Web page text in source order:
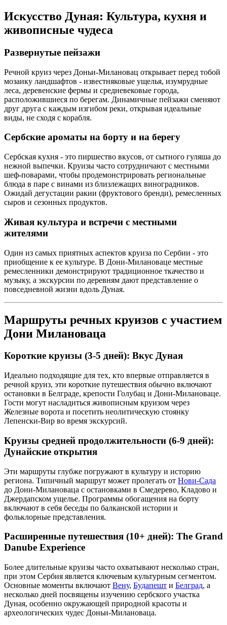
Искусство Дуная: Культура, кухня и
живописные чудеса
Развернутые пейзажи
Речной круиз через Доньи-Милановац открывает перед тобой
мозаику ландшафтов - известняковые ущелья, изумрудные
леса, деревенские фермы и средневековые города,
расположившиеся по берегам. Динамичные пейзажи сменяют
друг друга с каждым изгибом реки, открывая идеальные
виды, не сходя с корабля.
Сербские ароматы на борту и на берегу
Сербская кухня - это пиршество вкусов, от сытного гуляша до
нежной выпечки. Круизы часто сотрудничают с местными
шеф-поварами, чтобы продемонстрировать региональные
блюда в паре с винами из близлежащих виноградников.
Ожидай дегустации ракии (фруктового бренди), ремесленных
сыров и сезонных продуктов.
Живая культура и встречи с местными
жителями
Один из самых приятных аспектов круиза по Сербии - это
приобщение к ее культуре. В Дони-Милановаце местные
ремесленники демонстрируют традиционное ткачество и
музыку, а экскурсии по деревням дают представление о
повседневной жизни вдоль Дуная.
Маршруты речных круизов с участием
Дони Милановаца
Короткие круизы (3-5 дней): Вкус Дуная
Идеально подходящие для тех, кто впервые отправляется в
речной круиз, эти короткие путешествия обычно включают
остановки в Белграде, крепости Голубац и Дони-Милановаце.
Гости могут насладиться живописным круизом через
Железные ворота и посетить неолитическую стоянку
Лепенски-Вир во время экскурсий.
Круизы средней продолжительности (6-9 дней):
Дунайские открытия
Эти маршруты глубже погружают в культуру и историю
региона. Типичный маршрут может пролегать от Нови-Сада
до Дони-Милановаца с остановками в Смедерево, Кладово и
Джердапском ущелье. Программы обогащения на борту
включают в себя беседы по балканской истории и
фольклорные представления.
Расширенные путешествия (10+ дней): The Grand
Danube Experience
Более длительные круизы часто охватывают несколько стран,
при этом Сербия является ключевым культурным сегментом.
Основные моменты включают Вену, Будапешт и Белград, а
несколько дней посвящены изучению сербского участка
Дуная, особенно окружающей природной красоты и
археологических чудес Доньи-Милановаца.